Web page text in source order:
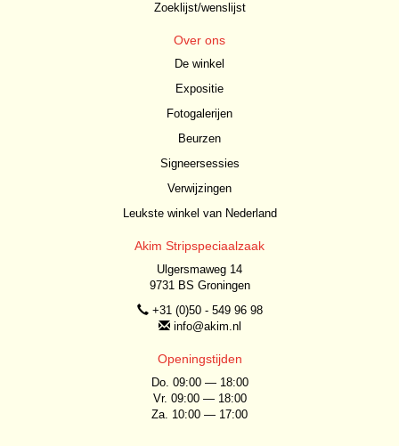
Zoeklijst/wenslijst
Over ons
De winkel
Expositie
Fotogalerijen
Beurzen
Signeersessies
Verwijzingen
Leukste winkel van Nederland
Akim Stripspeciaalzaak
Ulgersmaweg 14
9731 BS Groningen
+31 (0)50 - 549 96 98
info@akim.nl
Openingstijden
Do. 09:00 — 18:00
Vr. 09:00 — 18:00
Za. 10:00 — 17:00